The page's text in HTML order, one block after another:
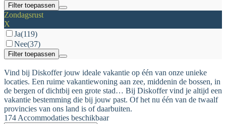
Filter toepassen
Zondagsrust
X
Ja(119)
Nee(37)
Filter toepassen
Vind bij Diskoffer jouw ideale vakantie op één van onze unieke
locaties. Een ruime vakantiewoning aan zee, middenin de bossen, in
de bergen of dichtbij een grote stad… Bij Diskoffer vind je altijd een
vakantie bestemming die bij jouw past. Of het nu één van de twaalf
provincies van ons land is of daarbuiten.
174 Accommodaties beschikbaar